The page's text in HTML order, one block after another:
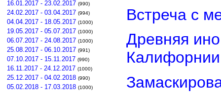
16.01.2017 - 23.02.2017 (990)
24.02.2017 - 03.04.2017 (994)
04.04.2017 - 18.05.2017 (1000)
19.05.2017 - 05.07.2017 (1000)
06.07.2017 - 24.08.2017 (1000)
25.08.2017 - 06.10.2017 (991)
07.10.2017 - 15.11.2017 (990)
16.11.2017 - 24.12.2017 (1000)
25.12.2017 - 04.02.2018 (990)
05.02.2018 - 17.03.2018 (1000)
Встреча с
Древняя
Калифорнии